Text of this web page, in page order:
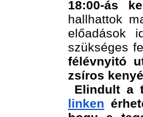
18:00-ás
hallhattok
előadások
szükséges
félévnyitó
zsíros
Elindult a
linken